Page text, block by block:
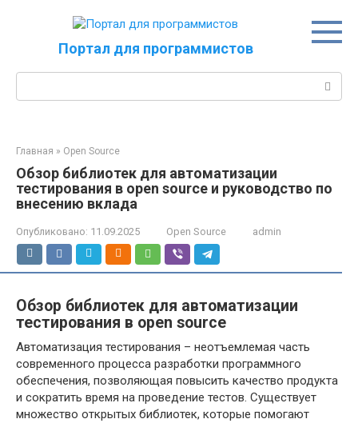
Портал для программистов
Главная » Open Source
Обзор библиотек для автоматизации
тестирования в open source и руководство по
внесению вклада
Опубликовано: 11.09.2025 Open Source admin
Обзор библиотек для автоматизации
тестирования в open source
Автоматизация тестирования – неотъемлемая часть
современного процесса разработки программного
обеспечения, позволяющая повысить качество продукта
и сократить время на проведение тестов. Существует
множество открытых библиотек, которые помогают